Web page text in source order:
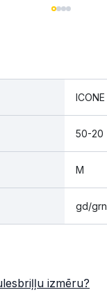
ICONE
50-20
M
gd/grn
izmēru?